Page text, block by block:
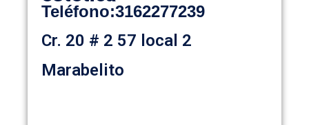
Teléfono:3162277239
Cr. 20 # 2 57 local 2
Marabelito